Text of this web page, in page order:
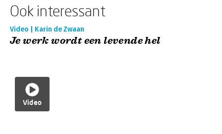
Ook interessant
Video | Karin de Zwaan
Je werk wordt een levende hel
Video